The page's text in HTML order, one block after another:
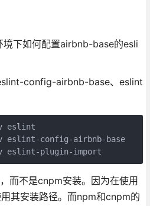
下如何配置airbnb-base的esli
config-airbnb-base、eslint
eslint
eslint-config-airbnb-base
eslint-plugin-import
不是cnpm安装。因为在使用
其安装路径。而npm和cnpm的